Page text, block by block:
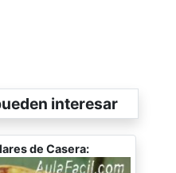
interesar
de Casera: